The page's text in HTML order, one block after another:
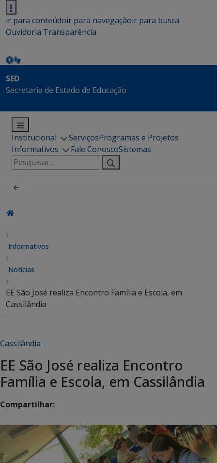
ir para conteúdoir para navegaçãoir para busca
Ouvidoria Transparência
SED
Secretaria de Estado de Educação
Institucional ServiçosProgramas e Projetos
Informativos
Fale ConoscoSistemas
Pesquisar
por:
Informativos
Notícias
EE São José realiza Encontro Família e Escola, em
Cassilândia
Cassilândia
EE São José realiza Encontro
Família e Escola, em Cassilândia
Compartilhar: